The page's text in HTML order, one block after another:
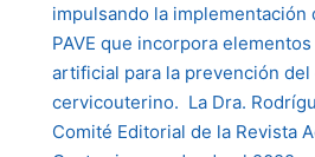
impulsando la implementación
PAVE que incorpora
artificial para la prevención del
cervicouterino. La Dra.
Comité Editorial de la Revista